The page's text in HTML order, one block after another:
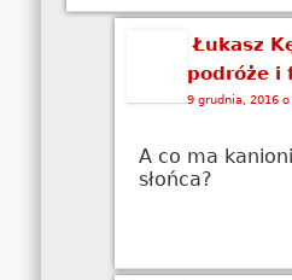
Łukasz
podróże i
9 grudnia, 2016 o
A co ma
słońca?